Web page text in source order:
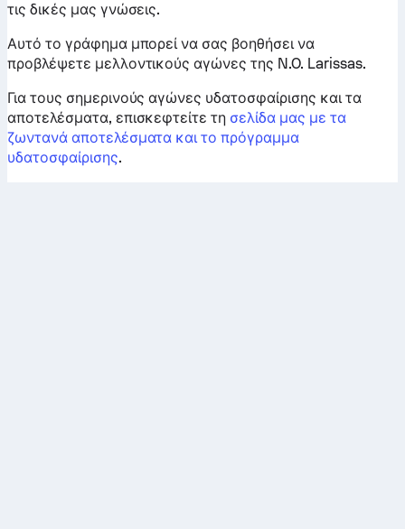
τις δικές μας γνώσεις.
Αυτό το γράφημα μπορεί να σας βοηθήσει να
προβλέψετε μελλοντικούς αγώνες της N.O. Larissas.
Για τους σημερινούς αγώνες υδατοσφαίρισης και τα
αποτελέσματα, επισκεφτείτε τη σελίδα μας με τα
ζωντανά αποτελέσματα και το πρόγραμμα
υδατοσφαίρισης.